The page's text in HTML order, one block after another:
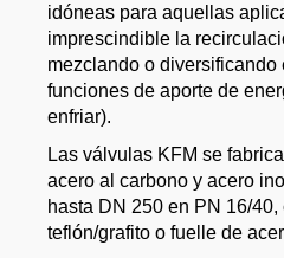
idóneas para aquellas
imprescindible la
mezclando o
funciones de aporte de
enfriar).
Las válvulas KFM se
acero al carbono y acero
hasta DN 250 en PN 16/
teflón/grafito o fuelle de